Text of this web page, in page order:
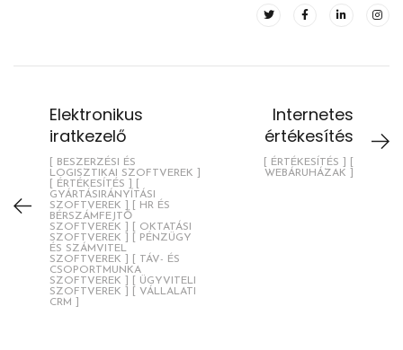
Elektronikus
iratkezelő
[ BESZERZÉSI ÉS
LOGISZTIKAI SZOFTVEREK ]
[ ÉRTÉKESÍTÉS ] [
GYÁRTÁSIRÁNYÍTÁSI
SZOFTVEREK ] [ HR ÉS
BÉRSZÁMFEJTŐ
SZOFTVEREK ] [ OKTATÁSI
SZOFTVEREK ] [ PÉNZÜGY
ÉS SZÁMVITEL
SZOFTVEREK ] [ TÁV- ÉS
CSOPORTMUNKA
SZOFTVEREK ] [ ÜGYVITELI
SZOFTVEREK ] [ VÁLLALATI
CRM ]
Internetes
értékesítés
[ ÉRTÉKESÍTÉS ] [
WEBÁRUHÁZAK ]